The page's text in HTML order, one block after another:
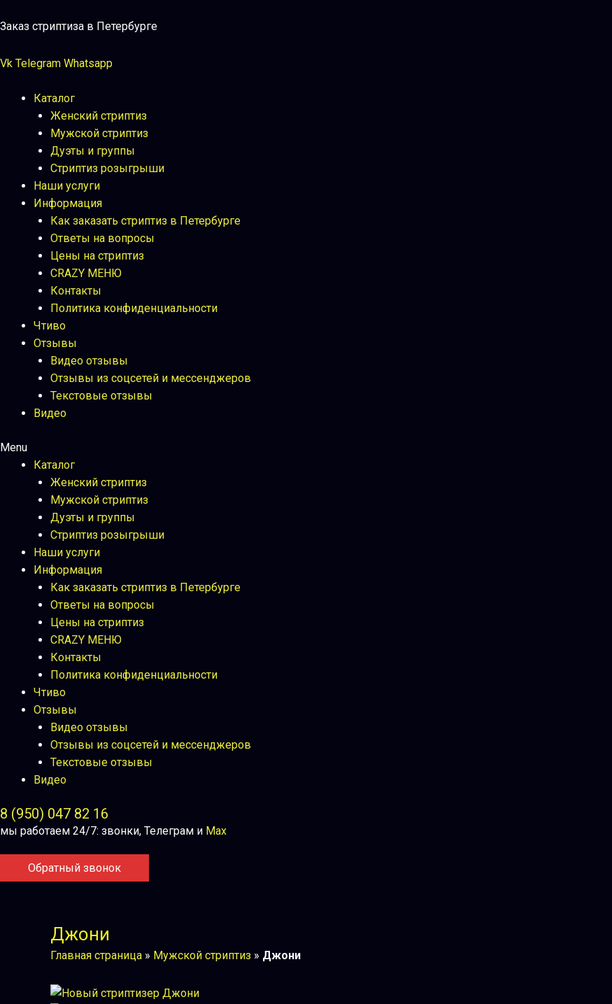
к
Заказ стриптиза в Петербурге
Vk Telegram Whatsapp
Каталог
Женский стриптиз
Мужской стриптиз
Дуэты и группы
Стриптиз розыгрыши
Наши услуги
Информация
Как заказать стриптиз в Петербурге
Ответы на вопросы
Цены на стриптиз
CRAZY МЕНЮ
Контакты
Политика конфиденциальности
Чтиво
Отзывы
Видео отзывы
Отзывы из соцсетей и мессенджеров
Текстовые отзывы
Видео
Menu
Каталог
Женский стриптиз
Мужской стриптиз
Дуэты и группы
Стриптиз розыгрыши
Наши услуги
Информация
Как заказать стриптиз в Петербурге
Ответы на вопросы
Цены на стриптиз
CRAZY МЕНЮ
Контакты
Политика конфиденциальности
Чтиво
Отзывы
Видео отзывы
Отзывы из соцсетей и мессенджеров
Текстовые отзывы
Видео
8 (950) 047 82 16
мы работаем 24/7: звонки, Телеграм и Max
Обратный звонок
Джони
Главная страница » Мужской стриптиз » Джони